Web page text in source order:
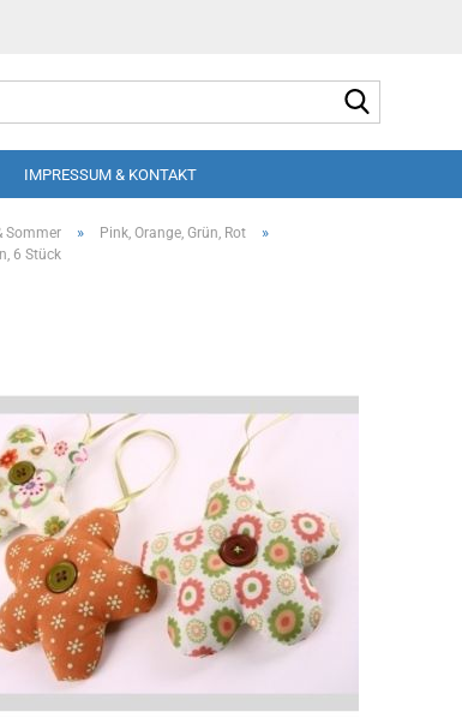
IMPRESSUM & KONTAKT
Sommer » Pink, Orange, Grün, Rot »
6 Stück